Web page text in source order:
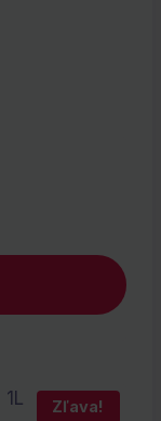
Zľava!